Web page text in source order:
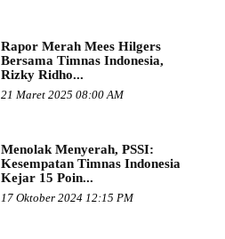
Rapor Merah Mees Hilgers
Bersama Timnas Indonesia,
Rizky Ridho...
21 Maret 2025 08:00 AM
Menolak Menyerah, PSSI:
Kesempatan Timnas Indonesia
Kejar 15 Poin...
17 Oktober 2024 12:15 PM